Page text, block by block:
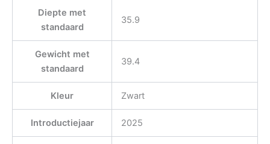
Diepte met
standaard
35.9
Gewicht met
standaard
39.4
Kleur Zwart
Introductiejaar 2025